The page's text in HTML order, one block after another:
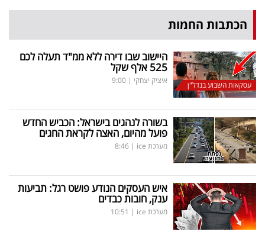
הכתבות החמות
עסקאות השבוע בנדל"ן
היישוב שבו דירה ללא ממ"ד תעלה לכם
525 אלף שקל
איציק יצחקי |
9:00
בשורה לנהגים בישראל: הכביש החדש
פועל מהיום, האצה לקראת החגים
מערכת ice |
8:46
איש העסקים הנודע פושט רגל: תביעות
ענק, חובות כבדים
מערכת ice |
10:51